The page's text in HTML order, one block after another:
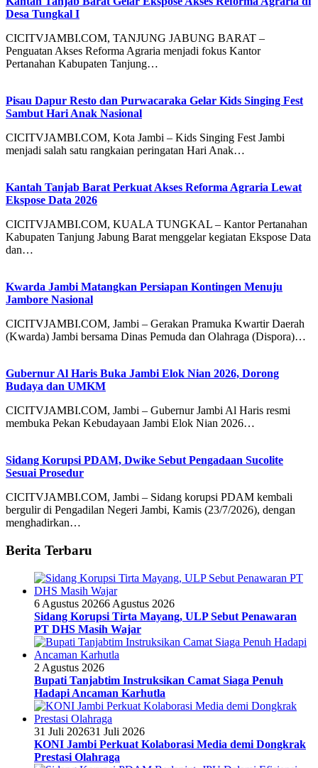
Desa Tungkal I
CICITVJAMBI.COM, TANJUNG JABUNG BARAT –
Penguatan Akses Reforma Agraria menjadi fokus Kantor
Pertanahan Kabupaten Tanjung…
Pisau Dapur Resto dan Purwacaraka Gelar Kids Singing Fest
Sambut Hari Anak Nasional
CICITVJAMBI.COM, Kota Jambi – Kids Singing Fest Jambi
menjadi salah satu rangkaian peringatan Hari Anak…
Kantah Tanjab Barat Perkuat Akses Reforma Agraria Lewat
Ekspose Data 2026
CICITVJAMBI.COM, KUALA TUNGKAL – Kantor Pertanahan
Kabupaten Tanjung Jabung Barat menggelar kegiatan Ekspose Data
dan…
Kwarda Jambi Matangkan Persiapan Kontingen Menuju
Jambore Nasional
CICITVJAMBI.COM, Jambi – Gerakan Pramuka Kwartir Daerah
(Kwarda) Jambi bersama Dinas Pemuda dan Olahraga (Dispora)…
Gubernur Al Haris Buka Jambi Elok Nian 2026, Dorong
Budaya dan UMKM
CICITVJAMBI.COM, Jambi – Gubernur Jambi Al Haris resmi
membuka Pekan Kebudayaan Jambi Elok Nian 2026…
Sidang Korupsi PDAM, Dwike Sebut Pengadaan Sucolite
Sesuai Prosedur
CICITVJAMBI.COM, Jambi – Sidang korupsi PDAM kembali
bergulir di Pengadilan Negeri Jambi, Kamis (23/7/2026), dengan
menghadirkan…
Berita Terbaru
6 Agustus 20266 Agustus 2026
Sidang Korupsi Tirta Mayang, ULP Sebut Penawaran
PT DHS Masih Wajar
2 Agustus 2026
Bupati Tanjabtim Instruksikan Camat Siaga Penuh
Hadapi Ancaman Karhutla
31 Juli 202631 Juli 2026
KONI Jambi Perkuat Kolaborasi Media demi Dongkrak
Prestasi Olahraga